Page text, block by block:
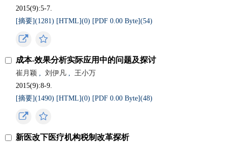
2015(9):5-7.
[摘要](1281) [HTML](0) [PDF 0.00 Byte](54)
成本-效果分析实际应用中的问题及探讨
崔月颖 , 刘伊凡 ,
王小万
2015(9):8-9.
[摘要](1490) [HTML](0) [PDF 0.00 Byte](48)
新医改下医疗机构税制改革探析